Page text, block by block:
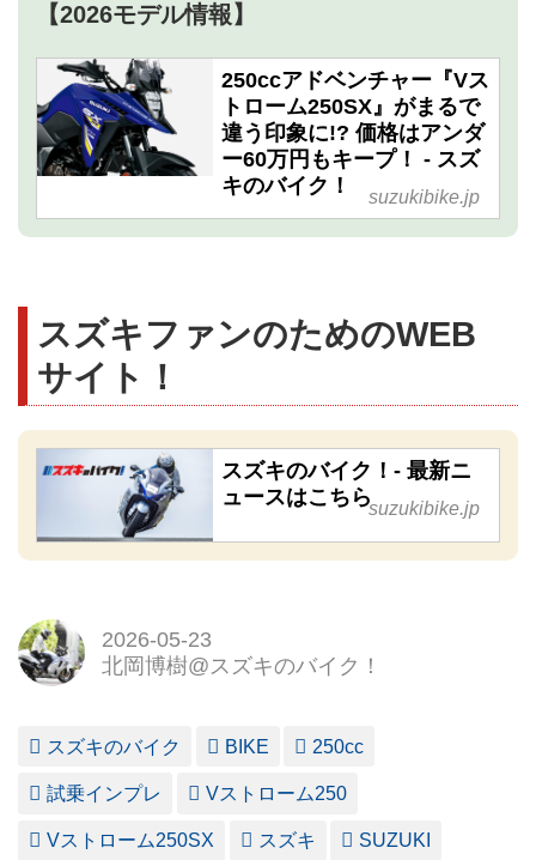
【2026モデル情報】
250ccアドベンチャー『Vス
トローム250SX』がまるで
違う印象に!? 価格はアンダ
ー60万円もキープ！ - スズ
キのバイク！
suzukibike.jp
スズキファンのためのWEB
サイト！
スズキのバイク！- 最新ニ
ュースはこちらsuzukibike.jp
2026-05-23
北岡博樹@スズキのバイク！
スズキのバイク BIKE 250cc
試乗インプレ Vストローム250
Vストローム250SX スズキ SUZUKI